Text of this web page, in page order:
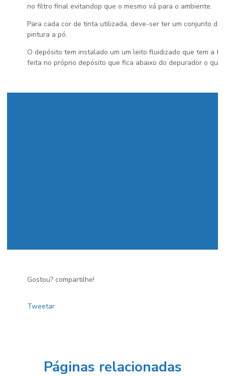
no filtro final evitandop que o mesmo vá para o ambiente.
Para cada cor de tinta utilizada, deve-ser ter um conjunto
pintura a pó.
O depósito tem instalado um um leito fluidizado que tem a
feita no próprio depósito que fica abaixo do depurador o
Gostou? compartilhe!
Tweetar
Páginas relacionadas